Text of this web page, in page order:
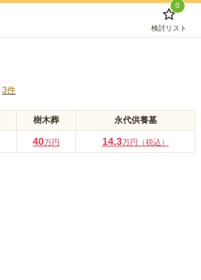
0
検討リスト
3件
樹木葬 永代供養墓
40万円 14.3万円（税込）